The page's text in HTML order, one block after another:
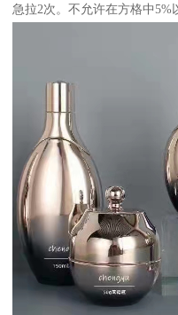
急拉2次。不允许在方格中5%